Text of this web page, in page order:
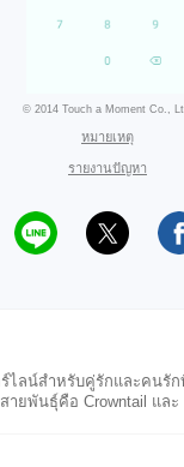
© 2014 Touch a Moment Co.,
หมายเหตุ
รายงานปัญหา
ร์ไลน์สำหรับคู่รักและคน
ายพันธุ์คือ Crowntail และ